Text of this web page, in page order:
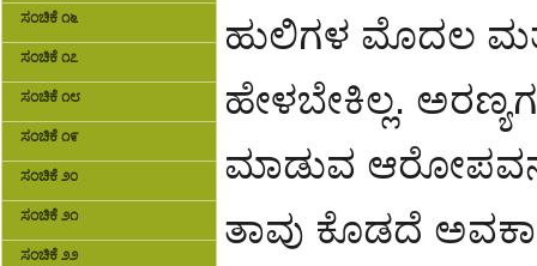
ಸಂಚಿಕೆ ೧೬
ಸಂಚಿಕೆ ೧೭
ಸಂಚಿಕೆ ೧೮
ಸಂಚಿಕೆ ೧೯
ಸಂಚಿಕೆ ೨೦
ಸಂಚಿಕೆ ೨೧
ಸಂಚಿಕೆ ೨೨
ಹುಲಿಗಳ ಮೊದಲ
ಹೇಳಬೇಕಿಲ್ಲ.
ಮಾಡುವ
ತಾವು ಕೊಡದೆ